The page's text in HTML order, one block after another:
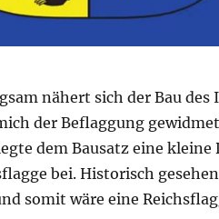
nähert sich der Bau
der Beflaggung
dem Bausatz eine
bei. Historisch
somit wäre eine